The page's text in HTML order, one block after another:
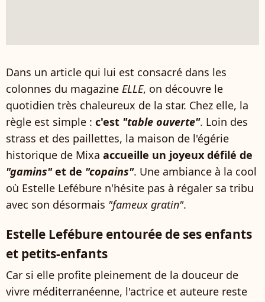
Dans un article qui lui est consacré dans les
colonnes du magazine ELLE, on découvre le
quotidien très chaleureux de la star. Chez elle, la
règle est simple : c'est "table ouverte". Loin des
strass et des paillettes, la maison de l'égérie
historique de Mixa accueille un joyeux défilé de
"gamins"et de "copains". Une ambiance à la cool
où Estelle Lefébure n'hésite pas à régaler sa tribu
avec son désormais "fameux gratin".
Estelle Lefébure entourée de ses enfants
et petits-enfants
Car si elle profite pleinement de la douceur de
vivre méditerranéenne, l'actrice et auteure reste